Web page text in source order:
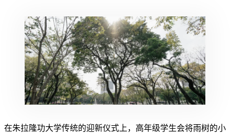
在朱拉隆功大学传统的迎新仪式上，高年级学生会将雨树的小